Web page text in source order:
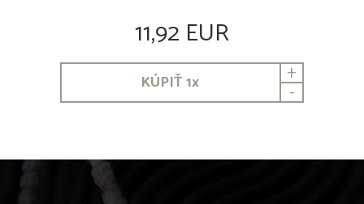
11,92 EUR
KÚPIŤ1x +
-